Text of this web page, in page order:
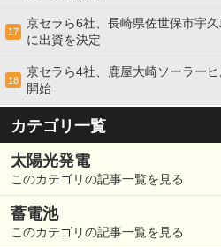
17
京セラら6社、長崎県佐世保市宇
に出資を決定
18
京セラら4社、鹿屋大崎ソーラー
開始
カテゴリ一覧
太陽光発電
このカテゴリの記事一覧を見る
蓄電池
このカテゴリの記事一覧を見る